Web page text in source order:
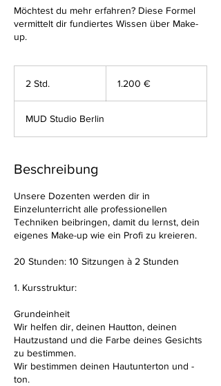
Möchtest du mehr erfahren? Diese Formel
vermittelt dir fundiertes Wissen über Make-
up.
2 Std.
d
.
1.200 €
MUD Studio Berlin
Beschreibung
Unsere Dozenten werden dir in
Einzelunterricht alle professionellen
Techniken beibringen, damit du lernst, dein
eigenes Make-up wie ein Profi zu kreieren.
20 Stunden: 10 Sitzungen à 2 Stunden
1. Kursstruktur:
Grundeinheit
Wir helfen dir, deinen Hautton, deinen
Hautzustand und die Farbe deines Gesichts
zu bestimmen.
Wir bestimmen deinen Hautunterton und -
ton.